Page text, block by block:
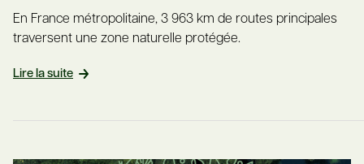
En France métropolitaine, 3 963 km de routes principales
traversent une zone naturelle protégée.
Lire la suite